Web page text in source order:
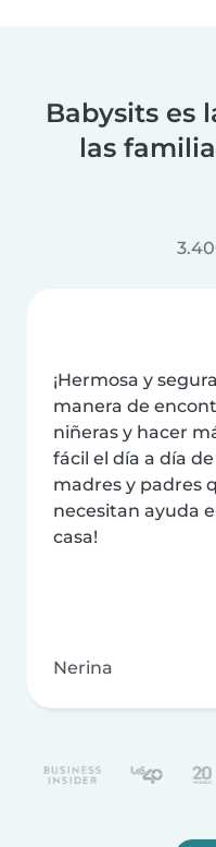
Babysits es
las
¡Hermosa y segura
manera de
niñeras y hacer
fácil el día a día de
madres y padres
necesitan ayuda
casa!
Nerina